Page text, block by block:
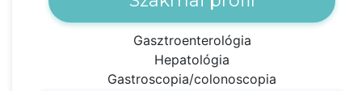
Gasztroenterológia
Hepatológia
Gastroscopia/colonoscopia